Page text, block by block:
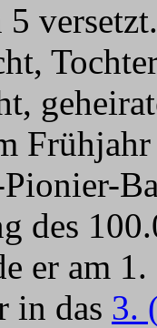
des
er am
in das 3.